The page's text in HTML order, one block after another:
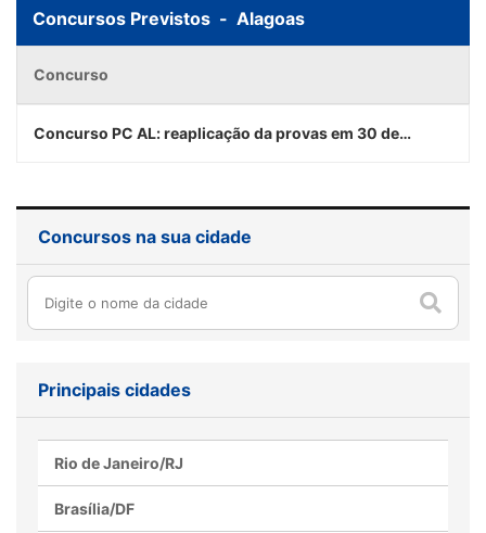
Concursos Previstos - Alagoas
Concurso
Concurso PC AL: reaplicação da provas em 30 de
Concursos na sua cidade
Principais cidades
Rio de Janeiro/RJ
Brasília/DF